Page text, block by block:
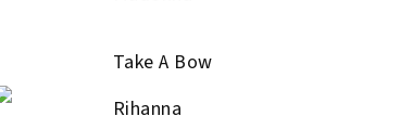
Take A Bow
Rihanna